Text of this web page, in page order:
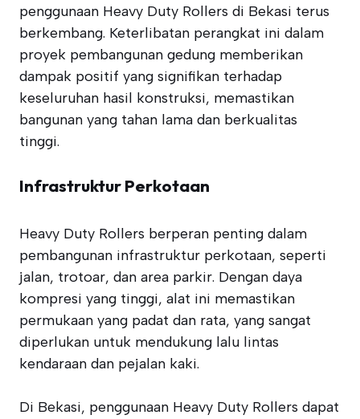
penggunaan Heavy Duty Rollers di Bekasi terus
berkembang. Keterlibatan perangkat ini dalam
proyek pembangunan gedung memberikan
dampak positif yang signifikan terhadap
keseluruhan hasil konstruksi, memastikan
bangunan yang tahan lama dan berkualitas
tinggi.
Infrastruktur Perkotaan
Heavy Duty Rollers berperan penting dalam
pembangunan infrastruktur perkotaan, seperti
jalan, trotoar, dan area parkir. Dengan daya
kompresi yang tinggi, alat ini memastikan
permukaan yang padat dan rata, yang sangat
diperlukan untuk mendukung lalu lintas
kendaraan dan pejalan kaki.
Di Bekasi, penggunaan Heavy Duty Rollers dapat